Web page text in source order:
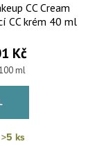
CC Cream
CC krém 40 ml
Kč
ml
>5 ks